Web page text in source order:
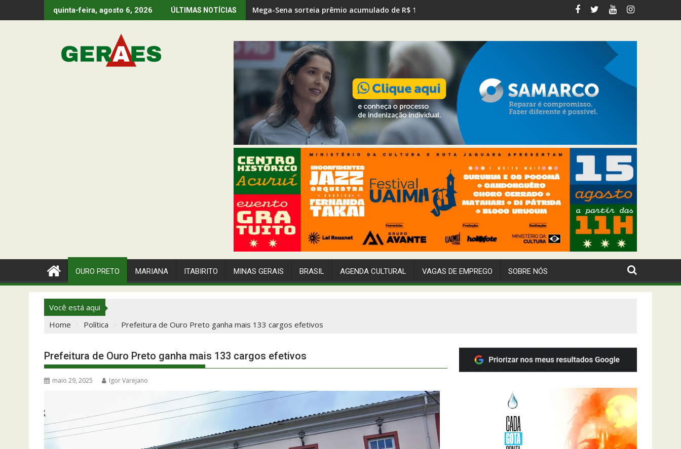
to
quinta-feira, agosto 6, 2026 ÚLTIMAS NOTÍCIAS Mega-Sena sorteia prêmio acumulado de R$ 150 milhões nesta quinta-feira
OURO PRETO MARIANA ITABIRITO MINAS GERAIS BRASIL AGENDA CULTURAL VAGAS DE EMPREGO SOBRE NÓS
Você está aqui
Home
Política Prefeitura de Ouro Preto ganha mais 133 cargos efetivos
Prefeitura de Ouro Preto ganha mais 133 cargos efetivos
maio 29, 2025 Igor Varejano